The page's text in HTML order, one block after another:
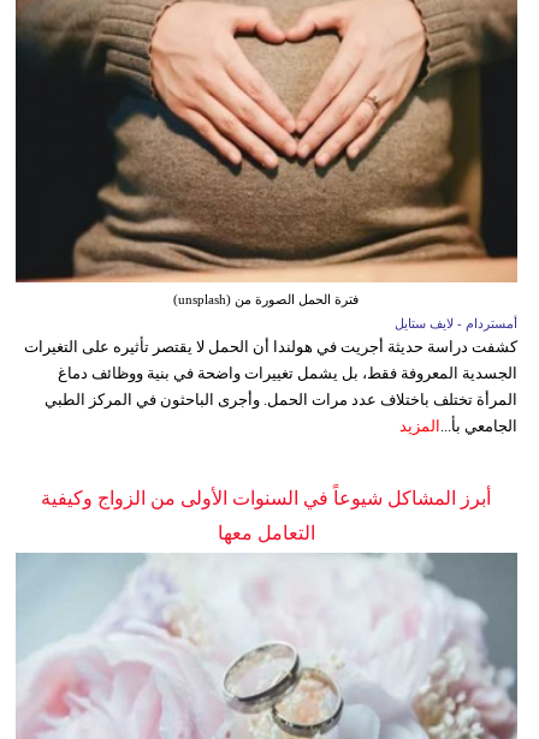
فترة الحمل الصورة من (unsplash)
أمستردام - لايف ستايل
كشفت دراسة حديثة أجريت في هولندا أن الحمل لا يقتصر تأثيره على التغيرات
الجسدية المعروفة فقط، بل يشمل تغييرات واضحة في بنية ووظائف دماغ
المرأة تختلف باختلاف عدد مرات الحمل. وأجرى الباحثون في المركز الطبي
الجامعي بأ... المزيد
أبرز المشاكل شيوعاً في السنوات الأولى من الزواج وكيفية
التعامل معها